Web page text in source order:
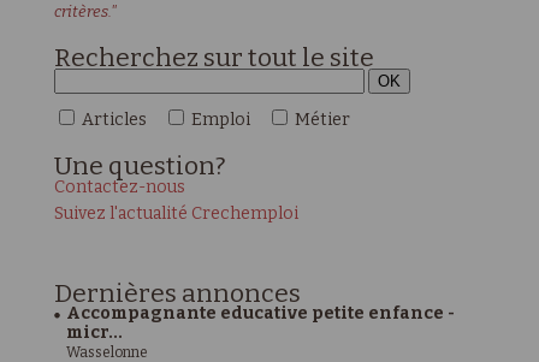
critères."
Recherchez sur tout le site
Articles Emploi Métier
Une question?
Contactez-nous
Suivez l'actualité Crechemploi
Dernières annonces
Accompagnante educative petite enfance -
micr...
Wasselonne